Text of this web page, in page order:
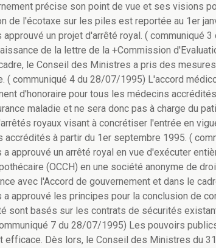
précise son point de vue et ses visions
de l'écotaxe sur les piles est reportée au 1er
approuvé un projet d'arrêté royal. ( communiqué
de la lettre de la +Commission
le Conseil des Ministres a pris des
( communiqué 4 du 28/07/1995) L'accord
d'honoraire pour tous les médecins
maladie et ne sera donc pas à charge du
royaux visant à concrétiser l'entrée en
accrédités à partir du 1er septembre 1995. (
a approuvé un arrêté royal en vue d'exécuter
(OCCH) en une société anonyme de
avec l'Accord de gouvernement et dans le
a approuvé les principes pour la conclusion de
sont basés sur les contrats de sécurités
7 du 28/07/1995) Les pouvoirs
efficace. Dès lors, le Conseil des Ministres du